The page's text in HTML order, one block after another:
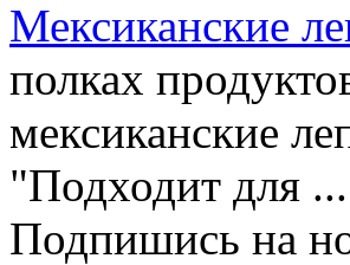
Мексиканские
полках
мексиканские
"Подходит для ...
Подпишись на